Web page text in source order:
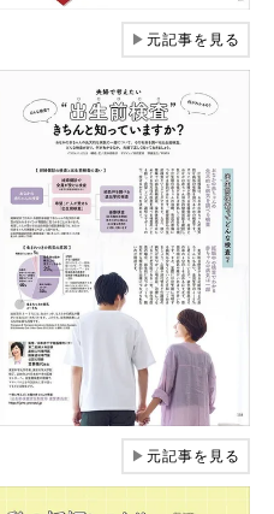
▶元記事を見る
▶元記事を見る